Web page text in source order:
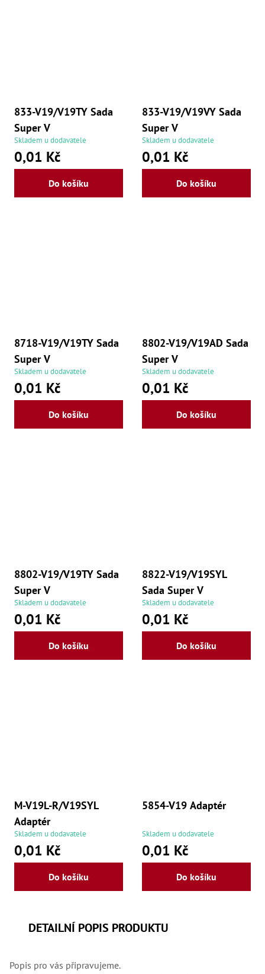
833-V19/V19TY Sada
Super V
Skladem u dodavatele
0,01 Kč
Do košíku
833-V19/V19VY Sada
Super V
Skladem u dodavatele
0,01 Kč
Do košíku
8718-V19/V19TY Sada
Super V
Skladem u dodavatele
0,01 Kč
Do košíku
8802-V19/V19AD Sada
Super V
Skladem u dodavatele
0,01 Kč
Do košíku
8802-V19/V19TY Sada
Super V
Skladem u dodavatele
0,01 Kč
Do košíku
8822-V19/V19SYL
Sada Super V
Skladem u dodavatele
0,01 Kč
Do košíku
M-V19L-R/V19SYL
Adaptér
Skladem u dodavatele
0,01 Kč
Do košíku
5854-V19 Adaptér
Skladem u dodavatele
0,01 Kč
Do košíku
DETAILNÍ POPIS PRODUKTU
Popis pro vás připravujeme.